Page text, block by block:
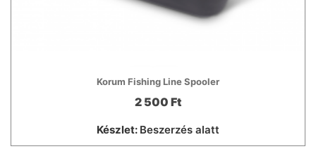
Korum Fishing Line Spooler
2 500 Ft
Készlet: Beszerzés alatt